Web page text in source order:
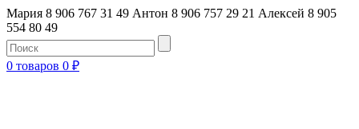
Мария 8 906 767 31 49 Антон 8 906 757 29 21 Алексей 8 905
554 80 49
0 товаров 0 ₽